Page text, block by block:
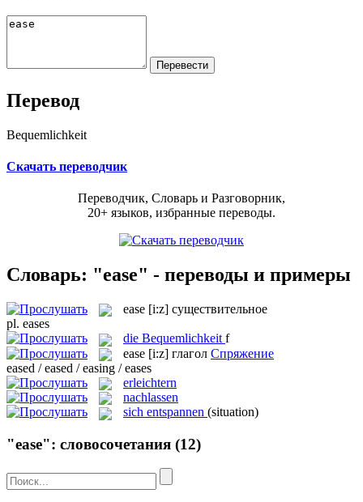
Перевод
Bequemlichkeit
Скачать переводчик
Переводчик, Словарь и Разговорник,
20+ языков, избранные переводы.
Словарь: "ease" - переводы и примеры
ease [i:z] существительное
pl. eases
die Bequemlichkeit f
ease [i:z] глагол Спряжение
eased / eased / easing / eases
erleichtern
nachlassen
sich entspannen (situation)
"ease": словосочетания (12)